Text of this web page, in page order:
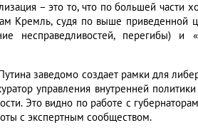
– это то, что по большей части
Кремль, судя по выше приведенной
несправедливостей, перегибы) и
заведомо создает рамки для
управления внутренней
Это видно по работе с
с экспертным сообществом.